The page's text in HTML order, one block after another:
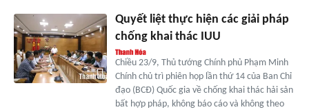
Quyết liệt thực hiện các giải pháp
chống khai thác IUU
Chiều 23/9, Thủ tướng Chính phủ Phạm Minh
Chính chủ trì phiên họp lần thứ 14 của Ban Chỉ
đạo (BCĐ) Quốc gia về chống khai thác hải sản
bất hợp pháp, không báo cáo và không theo